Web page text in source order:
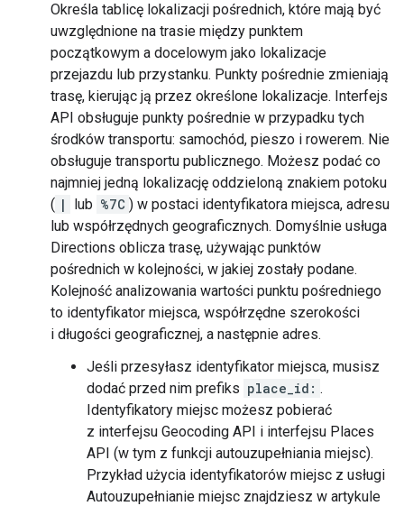
Określa tablicę lokalizacji pośrednich, które mają być
uwzględnione na trasie między punktem
początkowym a docelowym jako lokalizacje
przejazdu lub przystanku. Punkty pośrednie zmieniają
trasę, kierując ją przez określone lokalizacje. Interfejs
API obsługuje punkty pośrednie w przypadku tych
środków transportu: samochód, pieszo i rowerem. Nie
obsługuje transportu publicznego. Możesz podać co
najmniej jedną lokalizację oddzieloną znakiem potoku
( | lub %7C ) w postaci identyfikatora miejsca, adresu
lub współrzędnych geograficznych. Domyślnie usługa
Directions oblicza trasę, używając punktów
pośrednich w kolejności, w jakiej zostały podane.
Kolejność analizowania wartości punktu pośredniego
to identyfikator miejsca, współrzędne szerokości
i długości geograficznej, a następnie adres.
Jeśli przesyłasz identyfikator miejsca, musisz
dodać przed nim prefiks place_id: .
Identyfikatory miejsc możesz pobierać
z interfejsu Geocoding API i interfejsu Places
API (w tym z funkcji autouzupełniania miejsc).
Przykład użycia identyfikatorów miejsc z usługi
Autouzupełnianie miejsc znajdziesz w artykule